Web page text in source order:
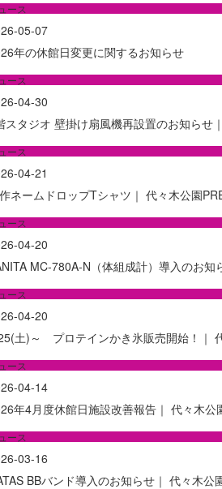
ース
05-07
年の休館日変更に関するお知らせ
ース
04-30
スタジオ 壁掛け扇風機再設置のお知らせ
ース
04-21
ネームドロップTシャツ｜ 代々木公園
ース
04-20
MC-780A-N（体組成計）導入のお知
ース
04-20
土)～ プロテインかき氷販売開始！｜
ース
04-14
年4月度休館日施設改善報告｜ 代々木公
ース
03-16
BBバンド導入のお知らせ｜ 代々木公